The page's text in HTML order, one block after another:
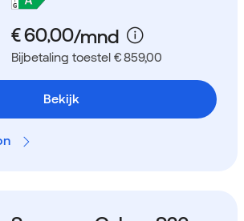
Bijbetaling toestel € 859,00
Bekijk